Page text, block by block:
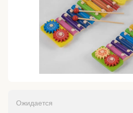
Ожидается